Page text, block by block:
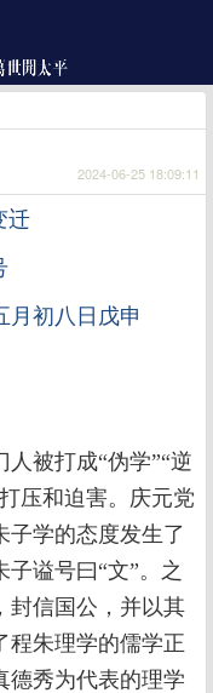
2024-06-25 18:09:11
迁
月初八日戊申
被打成“伪学”“逆
压和迫害。庆元党
子学的态度发生了
谥号曰“文”。之
封信国公，并以其
程朱理学的儒学正
德秀为代表的理学